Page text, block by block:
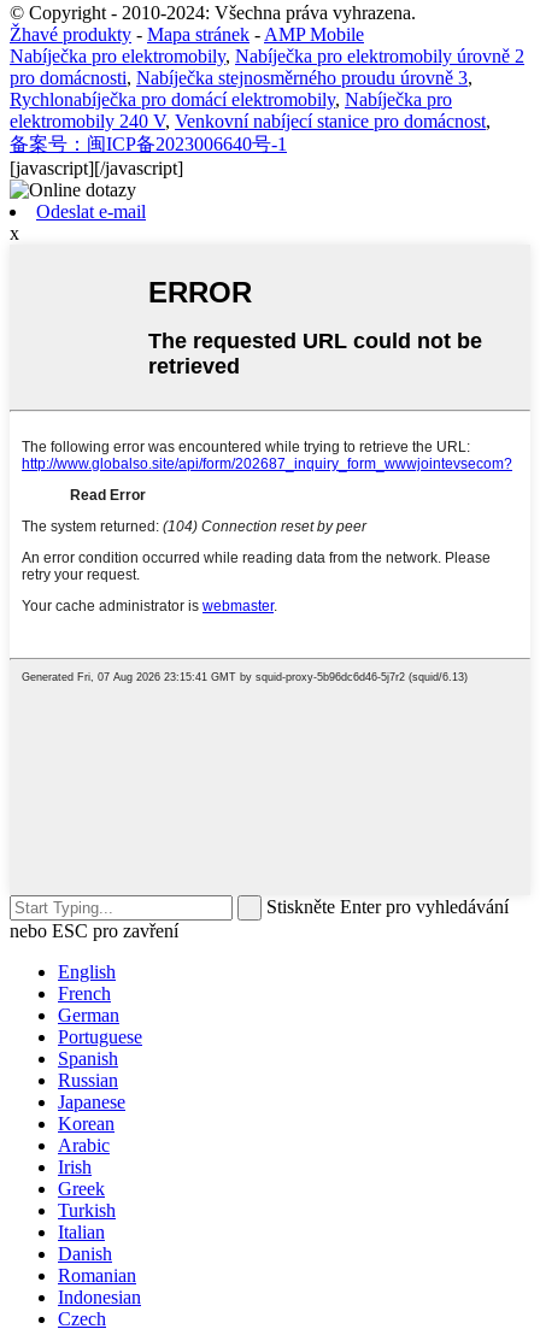
© Copyright - 2010-2024: Všechna práva vyhrazena.
Žhavé produkty - Mapa stránek - AMP Mobile
Nabíječka pro elektromobily, Nabíječka pro elektromobily úrovně 2
pro domácnosti, Nabíječka stejnosměrného proudu úrovně 3,
Rychlonabíječka pro domácí elektromobily, Nabíječka pro
elektromobily 240 V, Venkovní nabíjecí stanice pro domácnost,
备案号：闽ICP备2023006640号-1
[javascript][/javascript]
Odeslat e-mail
x
Stiskněte Enter pro vyhledávání
nebo ESC pro zavření
English
French
German
Portuguese
Spanish
Russian
Japanese
Korean
Arabic
Irish
Greek
Turkish
Italian
Danish
Romanian
Indonesian
Czech